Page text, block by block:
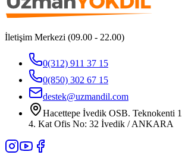
İletişim Merkezi (09.00 - 22.00)
0(312) 911 37 15
0(850) 302 67 15
destek@uzmandil.com
Hacettepe İvedik OSB. Teknokenti
4. Kat Ofis No: 32 İvedik / ANKARA